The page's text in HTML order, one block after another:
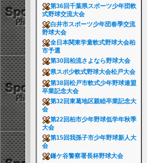
第36回千葉県スポーツ少年団軟
式野球交流大会
白井市スポーツ少年団春季交流
野球大会
全日本関東学童軟式野球大会柏
市予選
第30回柏流さよなら野球大会
県スポ少軟式野球大会松戸大会
第38回松戸市軟式少年野球連盟
卒業記念大会
第32回東葛地区親睦卒業記念大
会
第22回柏市少年野球低学年秋季
大会
第15回我孫子市少年野球新人大
会
鎌ケ谷警察署長杯野球大会